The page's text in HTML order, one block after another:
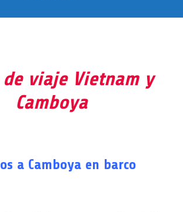
viaje Vietnam y
Camboya
a Camboya en barco